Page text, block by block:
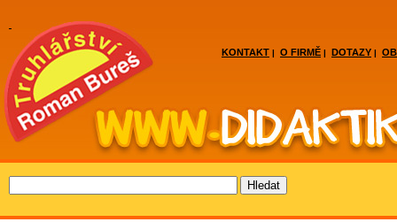
KONTAKT | O FIRMĚ | DOTAZY |